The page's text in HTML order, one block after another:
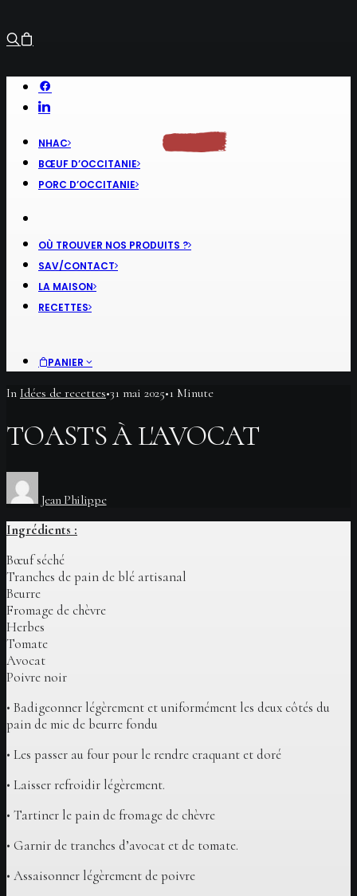
NHAC
BŒUF D’OCCITANIE
PORC D’OCCITANIE
OÙ TROUVER NOS PRODUITS ?
SAV/CONTACT
LA MAISON
RECETTES
PANIER
In Idées de recettes•31 mai 2025•1 Minute
TOASTS À L'AVOCAT
Jean Philippe
Ingrédients :
Bœuf séché
Tranches de pain de blé artisanal
Beurre
Fromage de chèvre
Herbes
Tomate
Avocat
Poivre noir
• Badigeonner légèrement et uniformément les deux côtés du
pain de mie de beurre fondu
• Les passer au four pour le rendre craquant et doré
• Laisser refroidir légèrement.
• Tartiner le pain de fromage de chèvre
• Garnir de tranches d’avocat et de tomate.
• Assaisonner légèrement de poivre